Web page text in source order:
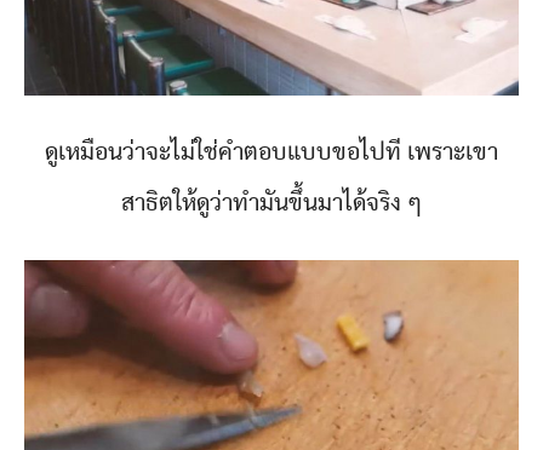
ดูเหมือนว่าจะไม่ใช่คำตอบแบบขอไปที เพราะเขา
สาธิตให้ดูว่าทำมันขึ้นมาได้จริง ๆ